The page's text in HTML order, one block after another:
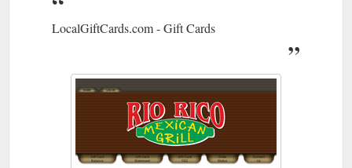
LocalGiftCards.com - Gift Cards